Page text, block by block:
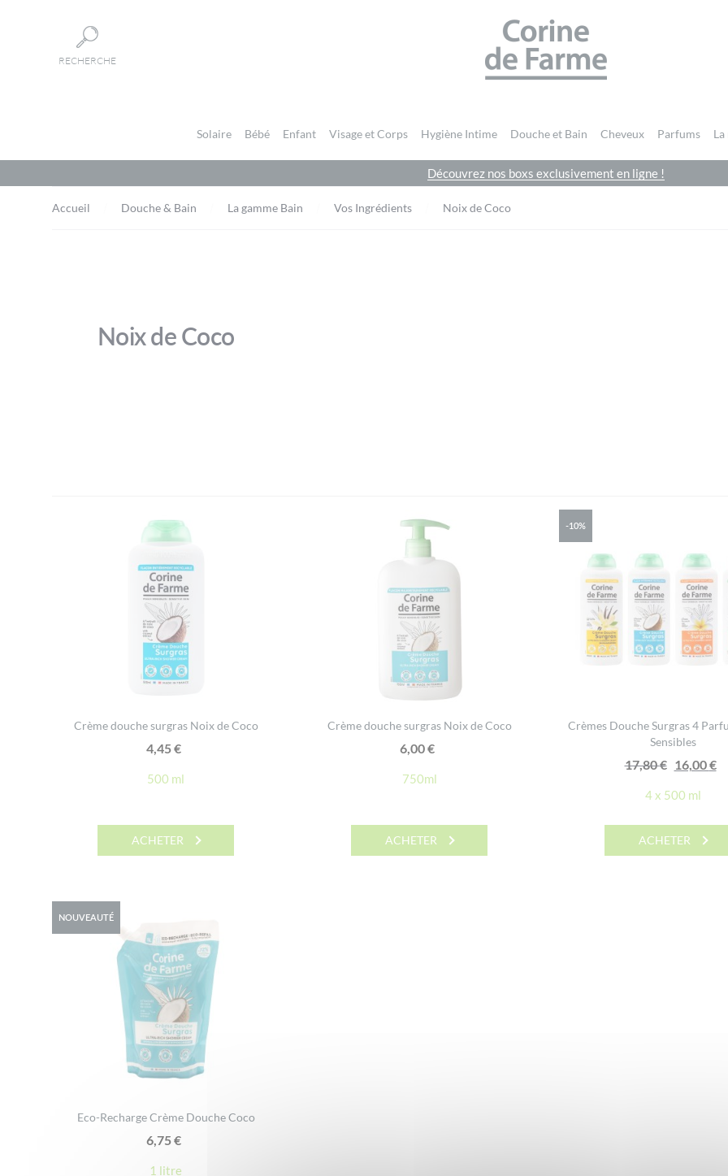
RECHERCHE
CORINE DE FARME SITE OFFICIEL
Solaire Bébé Enfant Visage et Corps Hygiène Intime Douche et Bain Cheveux Parfums
Découvrez nos boxs exclusivement en ligne !
Accueil Douche & Bain La gamme Bain Vos Ingrédients Noix de Coco
Noix de Coco
Crème douche surgras Noix de Coco
4,45€
500 ml
ACHETER
Crème douche surgras Noix de Coco
6,00€
750ml
ACHETER
-10%
Crèmes Douche Surgras 4
Sensibles
17,80€ Le
initial
était :
17,80 €.
16,00€
4 x 500 ml
ACHETER
NOUVEAUTÉ
Eco-Recharge Crème Douche Coco
6,75€
1 litre